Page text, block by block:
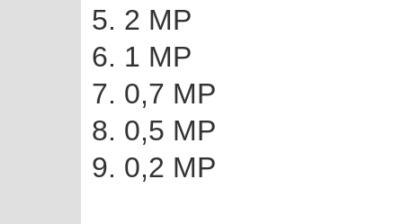
5. 2 MP
6. 1 MP
7. 0,7 MP
8. 0,5 MP
9. 0,2 MP